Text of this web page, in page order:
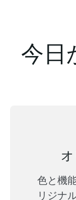
今日
色と機
リジナ